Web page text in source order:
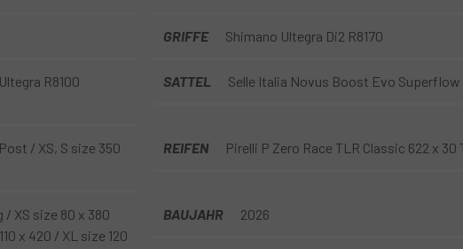
GRIFFE Shimano Ultegra Di2 R8170
R8100
SATTEL Selle Italia Novus Boost Evo Superflow
/ XS, S size 350
REIFEN Pirelli P Zero Race TLR Classic 622 x 30
/ XS size 80 x 380
x 420 / XL size 120
BAUJAHR 2026